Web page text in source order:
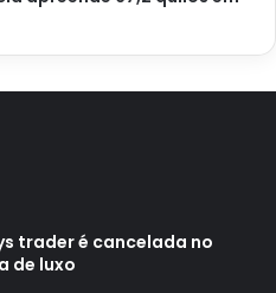
jardinagem
trader é cancelada no
de luxo